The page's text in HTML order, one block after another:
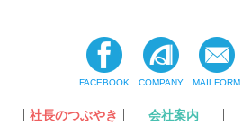
FACEBOOK COMPANY MAILFORM
社長のつぶやき 会社案内